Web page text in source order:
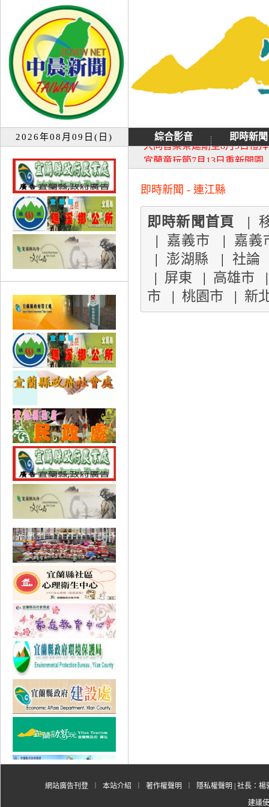
2026年08月09日(日) 綜合影音
即時新聞
宜蘭童玩節7月13日重新開園
大同音樂祭延期至8月9日禮
即時新聞 - 連江縣
即時新聞首頁 |
| 嘉義市 | 嘉義
| 澎湖縣 | 社論
| 屏東 | 高雄市
市 | 桃園市 | 新
網站廣告刊登 本站介紹 著作權聲明 隱私權聲明 | 社長：
建議